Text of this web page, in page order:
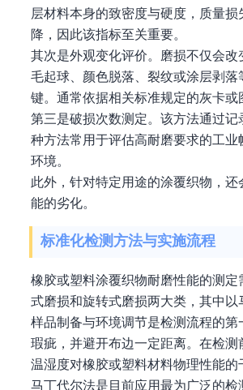
层材料本身的致密度与硬度，质量
降，因此该指标至关重要。
其次是外观变化评价。磨损不仅会
毛起球、颜色脱落、裂纹或涂层剥
键。通常依据相关标准规定的灰卡或
第三是破损次数测定。该方法通过
种方法常用于评估高耐磨要求的工
环境。
此外，针对特定用途的涂覆织物，
能的劣化。
标准化检测方法与实施流程
橡胶或塑料涂覆织物耐磨性能的测
式磨损和旋转式磨损两大类，其中以
样品制备与环境调节是检测流程的
瑕疵，并避开布边一定距离。在检
温湿度对橡胶或塑料材料物理性能的
马丁代尔法是目前应用最为广泛的